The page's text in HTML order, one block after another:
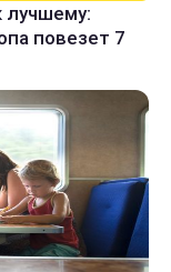
лучшему:
повезет 7